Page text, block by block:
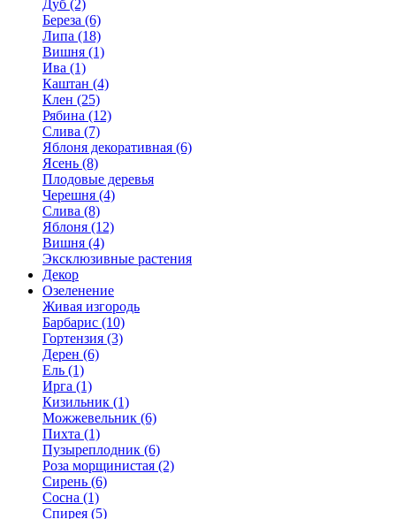
Дуб (2)
Береза (6)
Липа (18)
Вишня (1)
Ива (1)
Каштан (4)
Клен (25)
Рябина (12)
Слива (7)
Яблоня декоративная (6)
Ясень (8)
Плодовые деревья
Черешня (4)
Слива (8)
Яблоня (12)
Вишня (4)
Эксклюзивные растения
Декор
Озеленение
Живая изгородь
Барбарис (10)
Гортензия (3)
Дерен (6)
Ель (1)
Ирга (1)
Кизильник (1)
Можжевельник (6)
Пихта (1)
Пузыреплодник (6)
Роза морщинистая (2)
Сирень (6)
Сосна (1)
Спирея (5)